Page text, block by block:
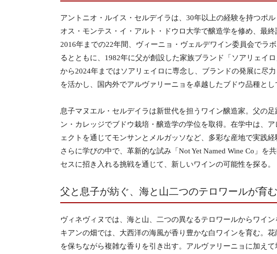
アントニオ・ルイス・セルデイラは、30年以上の経験を持つポ
オス・モンテス・イ・アルト・ドウロ大学で醸造学を修め、最
2016年までの22年間、ヴィーニョ・ヴェルデワイン委員会でラ
るとともに、1982年に父が創設した家族ブランド「ソアリェイ
から2024年まではソアリェイロに専念し、ブランドの発展に尽
を活かし、国内外でアルヴァリーニョを卓越したブドウ品種と
息子マヌエル・セルデイラは新世代を担うワイン醸造家。父の
ン・カレッジでブドウ栽培・醸造学の学位を取得。在学中は、
ェクトを通じてモンサンとメルガッソなど、多彩な産地で実践
さらに学びの中で、革新的な試み「Not Yet Named Wine Co」を
セスに招き入れる挑戦を通じて、新しいワインの可能性を探る。
父と息子が紡ぐ、海と山二つのテロワールが育
ヴィネヴィヌでは、海と山、二つの異なるテロワールからワイ
キアンの畑では、大西洋の海風が香り豊かな白ワインを育む。
を保ちながら複雑な香りを引き出す。アルヴァリーニョに加え